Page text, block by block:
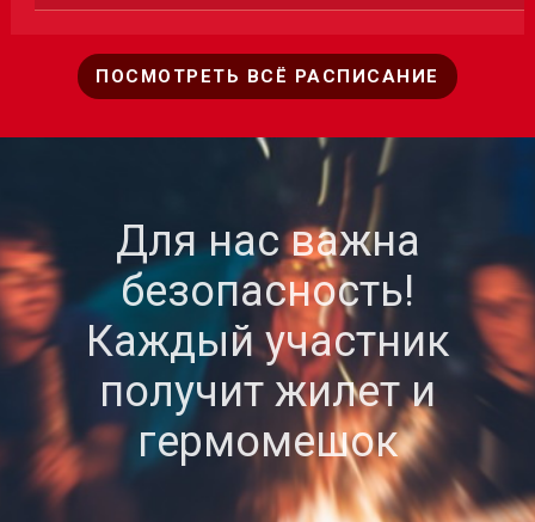
ПОСМОТРЕТЬ ВСЁ РАСПИСАНИЕ
Для нас важна
безопасность!
Каждый участник
получит жилет и
гермомешок